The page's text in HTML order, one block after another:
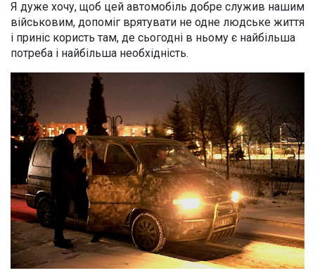
Я дуже хочу, щоб цей автомобіль добре служив нашим
військовим, допоміг врятувати не одне людське життя
і приніс користь там, де сьогодні в ньому є найбільша
потреба і найбільша необхідність.